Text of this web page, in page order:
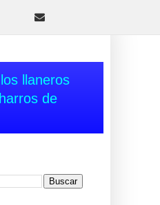
llaneros
de